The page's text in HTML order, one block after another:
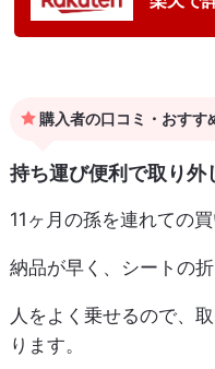
購入者の口コミ・おすす
持ち運び便利で取り外
11ヶ月の孫を連れての
納品が早く、シートの
人をよく乗せるので、
ります。